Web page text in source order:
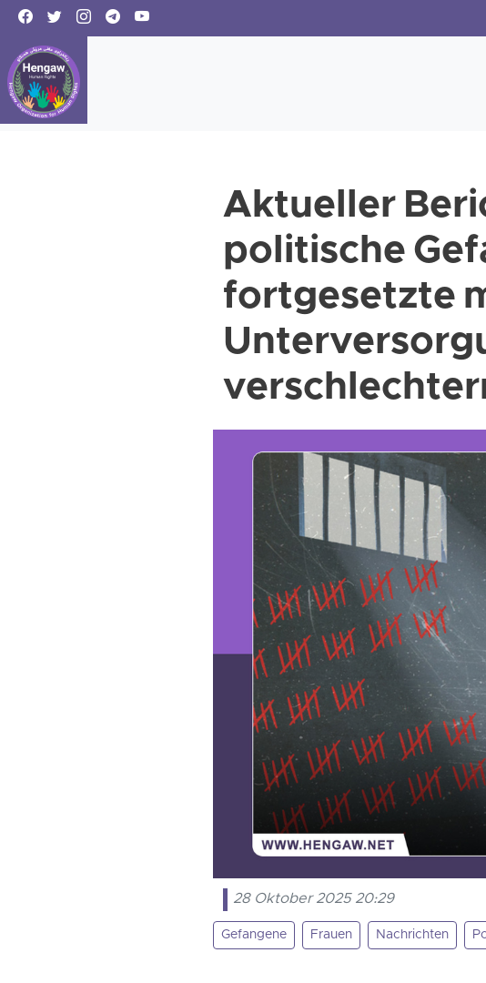
Aktueller
politische
fortgesetzte
28 Oktober 2025 20:29
Gefangene Frauen Nachrichten